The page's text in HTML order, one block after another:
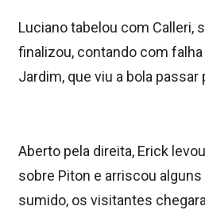
Luciano tabelou com Calleri,
finalizou, contando com
Jardim, que viu a bola passar
Aberto pela direita, Erick
sobre Piton e arriscou
sumido, os visitantes